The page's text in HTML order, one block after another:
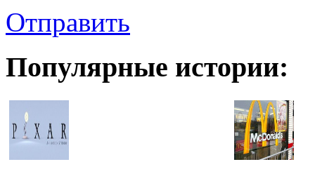
Отправить
Популярные истории: